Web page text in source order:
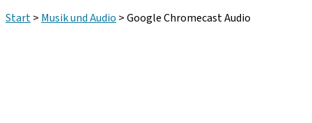
Start> Musik und Audio >Google Chromecast Audio